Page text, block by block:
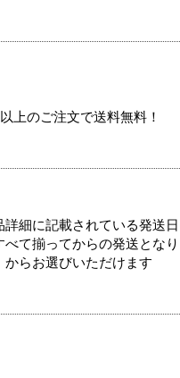
上のご注文で送料無料！
細に記載されている発送
て揃ってからの発送となり
らお選びいただけます